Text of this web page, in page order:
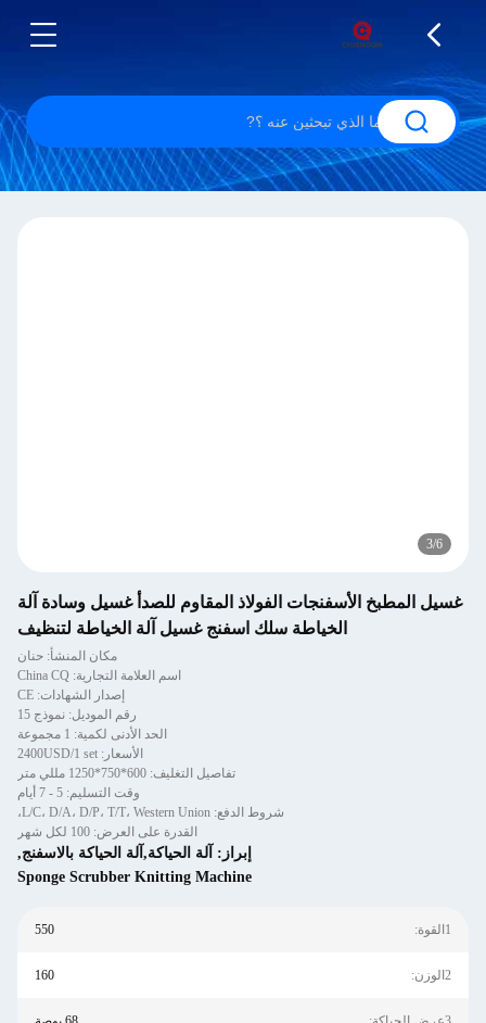
3/6
غسيل المطبخ الأسفنجات الفولاذ المقاوم للصدأ غسيل وسادة آلة
الخياطة سلك اسفنج غسيل آلة الخياطة لتنظيف
مكان المنشأ: حنان
اسم العلامة التجارية: China CQ
إصدار الشهادات: CE
رقم الموديل: نموذج 15
الحد الأدنى لكمية: 1 مجموعة
الأسعار: 2400USD/1 set
تفاصيل التغليف: 600*750*1250 مللي متر
وقت التسليم: 5 - 7 أيام
شروط الدفع: L/C، D/A، D/P، T/T، Western Union،
القدرة على العرض: 100 لكل شهر
إبراز: آلة الحياكة,آلة الحياكة بالاسفنج,
Sponge Scrubber Knitting Machine
1القوة: 550
2الوزن: 160